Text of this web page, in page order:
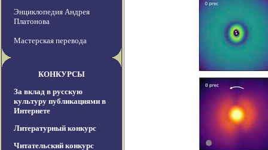
Энциклопедия Андрея
Платонова
Мастерская перевода
КОНКУРСЫ
За вклад в русскую
культуру публикациями в
Интернете
Литературный конкурс
Читательский конкурс